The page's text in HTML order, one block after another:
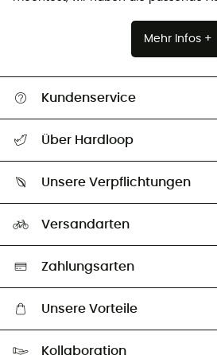
Mehr Infos +
Kundenservice
Größentabelle
Über Hardloop
Unsere Botschafter
Unsere Verpflichtungen
Auswahl an nachhaltigen Produkten
Versandarten
Zahlungsarten
Unsere Vorteile
Kollaboration